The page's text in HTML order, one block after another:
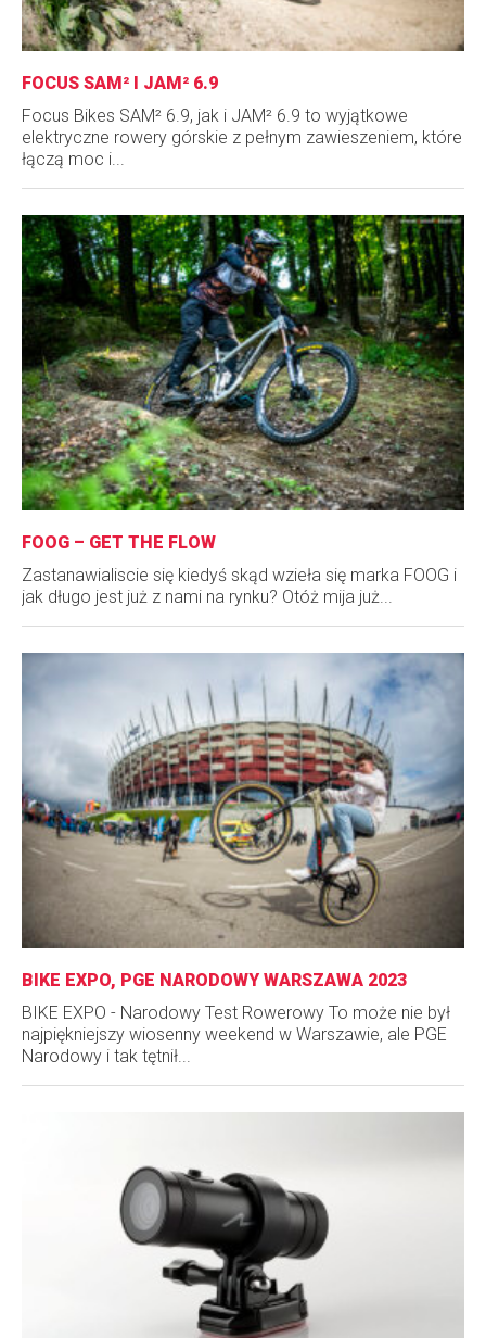
FOCUS SAM² I JAM² 6.9
Focus Bikes SAM² 6.9, jak i JAM² 6.9 to wyjątkowe
elektryczne rowery górskie z pełnym zawieszeniem, które
łączą moc i...
FOOG – GET THE FLOW
Zastanawialiscie się kiedyś skąd wzieła się marka FOOG i
jak długo jest już z nami na rynku? Otóż mija już...
BIKE EXPO, PGE NARODOWY WARSZAWA 2023
BIKE EXPO - Narodowy Test Rowerowy To może nie był
najpiękniejszy wiosenny weekend w Warszawie, ale PGE
Narodowy i tak tętnił...